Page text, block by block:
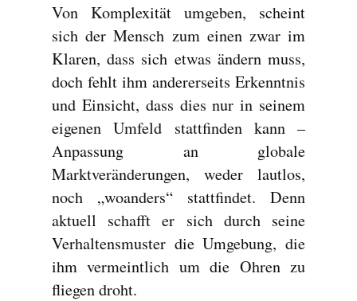
Von Komplexität umgeben, scheint
sich der Mensch zum einen zwar im
Klaren, dass sich etwas ändern muss,
doch fehlt ihm andererseits Erkenntnis
und Einsicht, dass dies nur in seinem
eigenen Umfeld stattfinden kann –
Anpassung an globale
Marktveränderungen, weder lautlos,
noch „woanders“ stattfindet. Denn
aktuell schafft er sich durch seine
Verhaltensmuster die Umgebung, die
ihm vermeintlich um die Ohren zu
fliegen droht.